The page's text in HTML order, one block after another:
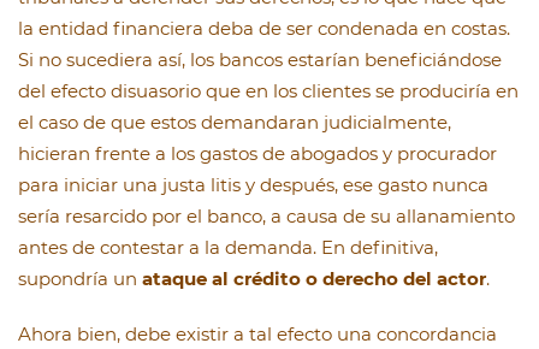
la entidad financiera deba de ser condenada en costas.
Si no sucediera así, los bancos estarían beneficiándose
del efecto disuasorio que en los clientes se produciría en
el caso de que estos demandaran judicialmente,
hicieran frente a los gastos de abogados y procurador
para iniciar una justa litis y después, ese gasto nunca
sería resarcido por el banco, a causa de su allanamiento
antes de contestar a la demanda. En definitiva,
supondría un ataque al crédito o derecho del actor.
Ahora bien, debe existir a tal efecto una concordancia